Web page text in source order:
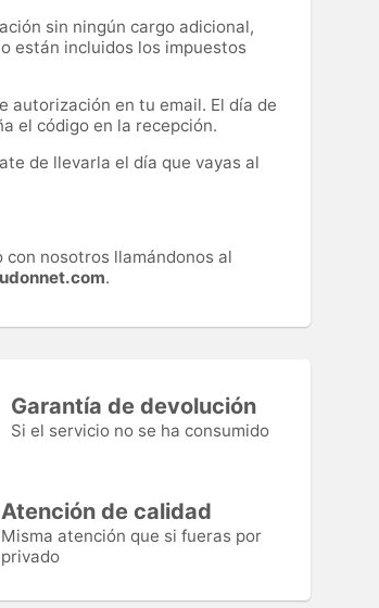
sin ningún cargo adicional,
están incluidos los impuestos
autorización en tu email. El día de
el código en la recepción.
de llevarla el día que vayas al
nosotros llamándonos al
.
Garantía de devolución
Si el servicio no se ha consumido
Atención de calidad
Misma atención que si fueras por
privado